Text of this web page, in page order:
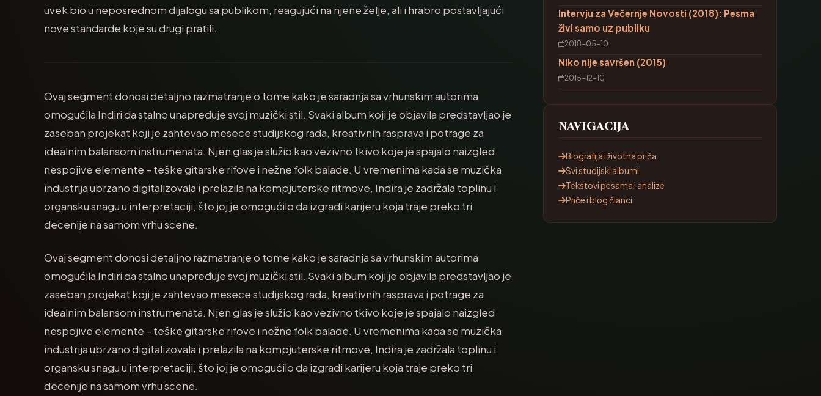
uvek bio u neposrednom dijalogu sa publikom, reagujući na njene želje, ali i hrabro postavljajući
nove standarde koje su drugi pratili.
Ovaj segment donosi detaljno razmatranje o tome kako je saradnja sa vrhunskim autorima
omogućila Indiri da stalno unapređuje svoj muzički stil. Svaki album koji je objavila predstavljao je
zaseban projekat koji je zahtevao mesece studijskog rada, kreativnih rasprava i potrage za
idealnim balansom instrumenata. Njen glas je služio kao vezivno tkivo koje je spajalo naizgled
nespojive elemente – teške gitarske rifove i nežne folk balade. U vremenima kada se muzička
industrija ubrzano digitalizovala i prelazila na kompjuterske ritmove, Indira je zadržala toplinu i
organsku snagu u interpretaciji, što joj je omogućilo da izgradi karijeru koja traje preko tri
decenije na samom vrhu scene.
Ovaj segment donosi detaljno razmatranje o tome kako je saradnja sa vrhunskim autorima
omogućila Indiri da stalno unapređuje svoj muzički stil. Svaki album koji je objavila predstavljao je
zaseban projekat koji je zahtevao mesece studijskog rada, kreativnih rasprava i potrage za
idealnim balansom instrumenata. Njen glas je služio kao vezivno tkivo koje je spajalo naizgled
nespojive elemente – teške gitarske rifove i nežne folk balade. U vremenima kada se muzička
industrija ubrzano digitalizovala i prelazila na kompjuterske ritmove, Indira je zadržala toplinu i
organsku snagu u interpretaciji, što joj je omogućilo da izgradi karijeru koja traje preko tri
decenije na samom vrhu scene.
Intervju za Večernje Novosti (2018): Pesma
živi samo uz publiku
2018-05-10
Niko nije savršen (2015)
2015-12-10
NAVIGACIJA
Biografija i životna priča
Svi studijski albumi
Tekstovi pesama i analize
Priče i blog članci